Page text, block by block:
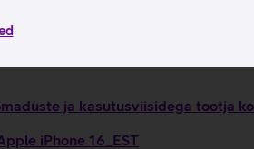
ja kasutusviisidega tootja
iPhone 16_EST